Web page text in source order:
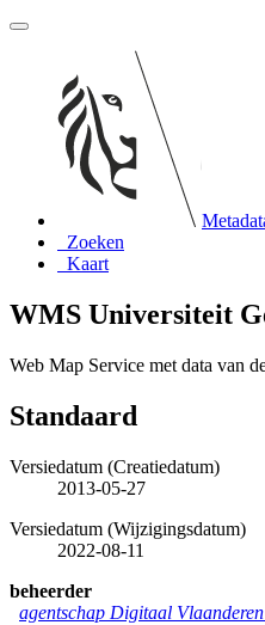
Zoeken
Kaart
WMS Universiteit
Web Map Service met data van
Standaard
Versiedatum (Creatiedatum)
2013-05-27
Versiedatum (Wijzigingsdatum)
2022-08-11
beheerder
agentschap Digitaal Vlaanderen